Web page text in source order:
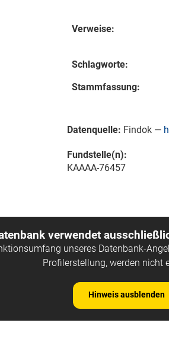
Verweise:
Schlagworte:
Stammfassung:
Datenquelle: Findok —
Fundstelle(n):
KAAAA-76457
verwendet
unseres Datenbank-
Profilerstellung, werden nicht
Hinweis ausblenden